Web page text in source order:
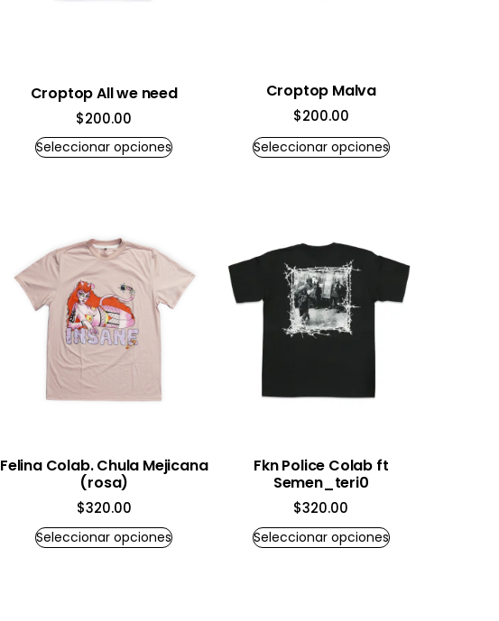
Croptop All we need
$200.00
Seleccionar opciones
Croptop Malva
$200.00
Seleccionar opciones
Felina Colab. Chula Mejicana
(rosa)
$320.00
Seleccionar opciones
Fkn Police Colab ft
Semen_teri0
$320.00
Seleccionar opciones